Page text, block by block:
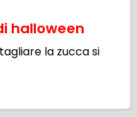
halloween
la zucca si